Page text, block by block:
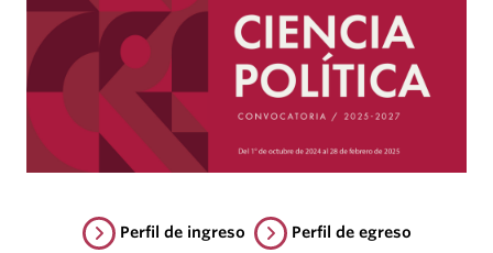
Perfil de ingreso Perfil de egreso